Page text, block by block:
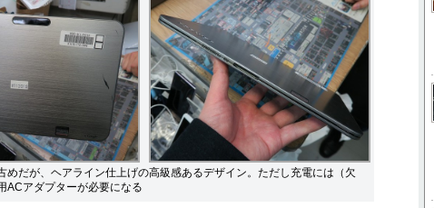
めだが、ヘアライン仕上げの高級感あるデザイン。ただし充電には（欠
ACアダプターが必要になる